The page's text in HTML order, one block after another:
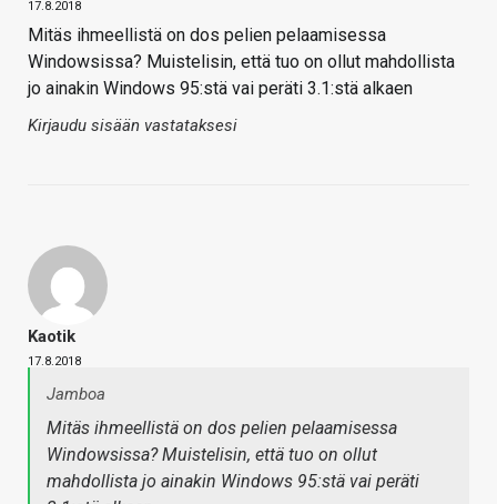
17.8.2018
Mitäs ihmeellistä on dos pelien pelaamisessa
Windowsissa? Muistelisin, että tuo on ollut mahdollista
jo ainakin Windows 95:stä vai peräti 3.1:stä alkaen
Kirjaudu sisään vastataksesi
Kaotik
17.8.2018
Jamboa
Mitäs ihmeellistä on dos pelien pelaamisessa
Windowsissa? Muistelisin, että tuo on ollut
mahdollista jo ainakin Windows 95:stä vai peräti